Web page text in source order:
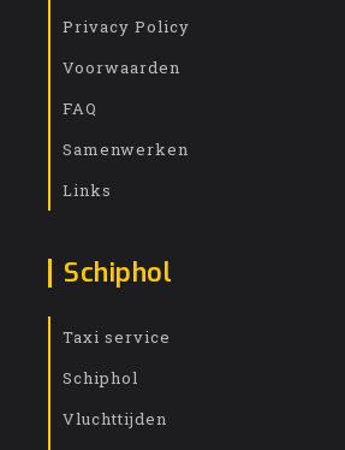
Privacy Policy
Voorwaarden
FAQ
Samenwerken
Links
Schiphol
Taxi service
Schiphol
Vluchttijden